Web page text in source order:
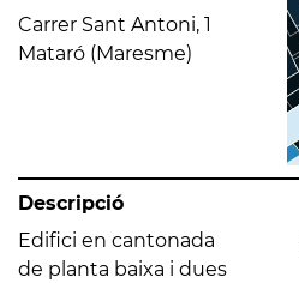
Carrer Sant Antoni, 1
Mataró (Maresme)
Descripció
Edifici en cantonada
de planta baixa i dues